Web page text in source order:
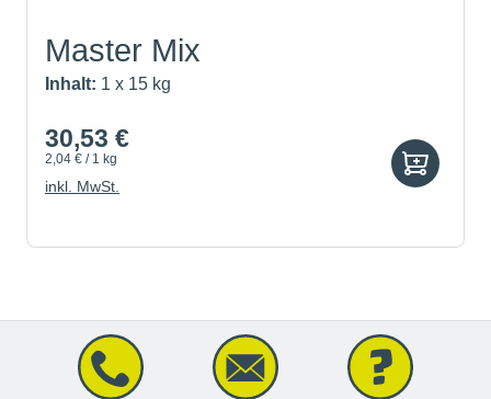
Master Mix
Inhalt: 1 x 15 kg
30,53 €
2,04 € / 1 kg
inkl. MwSt.